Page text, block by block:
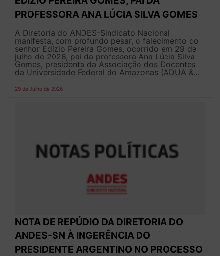
PROFESSORA ANA LÚCIA SILVA GOMES
A Diretoria do ANDES-Sindicato Nacional
manifesta, com profundo pesar, o falecimento do
senhor Edízio Pereira Gomes, ocorrido em 29 de
julho de 2026, pai da professora Ana Lúcia Silva
Gomes, presidenta da Associação dos Docentes
da Universidade Federal do Amazonas (ADUA &...
29 de Julho de 2026
NOTA DE REPÚDIO DA DIRETORIA DO
ANDES-SN À INGERÊNCIA DO
PRESIDENTE ARGENTINO NO PROCESSO